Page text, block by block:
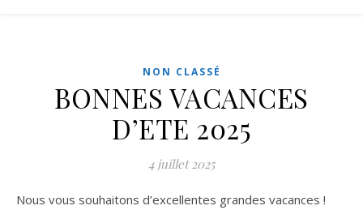
NON CLASSÉ
BONNES VACANCES
D’ETE 2025
4 juillet 2025
Nous vous souhaitons d’excellentes grandes vacances !